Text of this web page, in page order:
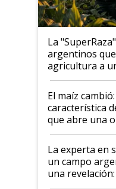
La
argentinos
agricultura a
posibilidades
infinitas"
El maíz
característica
que abre una
el lote
La experta en
un campo
una
impresionó